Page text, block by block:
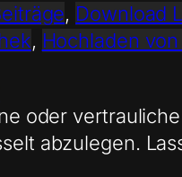
, Download
, Hochladen
oder
abzulegen.